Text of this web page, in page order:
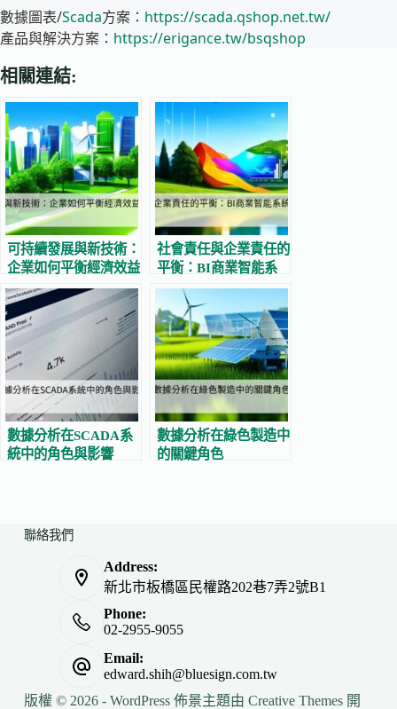
數據圖表/Scada方案： https://scada.qshop.net.tw/
產品與解決方案： https://erigance.tw/bsqshop
相關連結:
可持續發展與新技術：
企業如何平衡經濟效益
與環境責任
社會責任與企業責任的
平衡：BI商業智能系
統的深入探討
數據分析在SCADA系
統中的角色與影響
數據分析在綠色製造中
的關鍵角色
聯絡我們
Address:
新北市板橋區民權路202巷7弄2號B1
Phone:
02-2955-9055
Email:
edward.shih@bluesign.com.tw
版權 © 2026 - WordPress 佈景主題由 Creative Themes開